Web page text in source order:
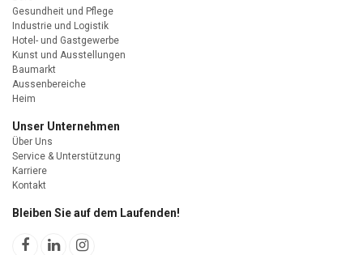
Gesundheit und Pflege
Industrie und Logistik
Hotel- und Gastgewerbe
Kunst und Ausstellungen
Baumarkt
Aussenbereiche
Heim
Unser Unternehmen
Über Uns
Service & Unterstützung
Karriere
Kontakt
Bleiben Sie auf dem Laufenden!